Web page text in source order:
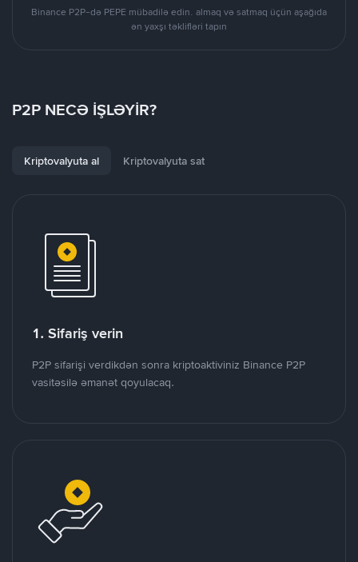
Binance P2P-də PEPE mübadilə edin. almaq və satmaq üçün aşağıda
ən yaxşı təklifləri tapın
P2P NECƏ İŞLƏYİR?
Kriptovalyuta al Kriptovalyuta sat
1. Sifariş verin
P2P sifarişi verdikdən sonra kriptoaktiviniz Binance P2P
vasitəsilə əmanət qoyulacaq.